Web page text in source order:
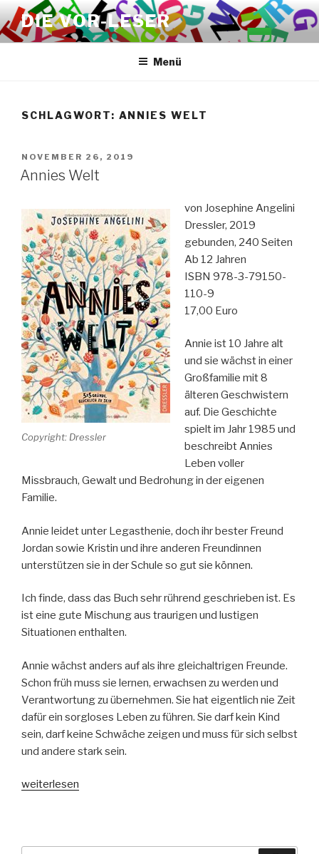
Zum
Inhalt
springen
DIE VOR-LESER
Menü
SCHLAGWORT: ANNIES WELT
VERÖFFENTLICHT
AM
NOVEMBER 26, 2019
Annies Welt
Copyright: Dressler
von Josephine Angelini
Dressler, 2019
gebunden, 240 Seiten
Ab 12 Jahren
ISBN 978-3-79150-
110-9
17,00 Euro
Annie ist 10 Jahre alt
und sie wächst in einer
Großfamilie mit 8
älteren Geschwistern
auf. Die Geschichte
spielt im Jahr 1985 und
beschreibt Annies
Leben voller
Missbrauch, Gewalt und Bedrohung in der eigenen
Familie.
Annie leidet unter Legasthenie, doch ihr bester Freund
Jordan sowie Kristin und ihre anderen Freundinnen
unterstützen sie in der Schule so gut sie können.
Ich finde, dass das Buch sehr rührend geschrieben ist. Es
ist eine gute Mischung aus traurigen und lustigen
Situationen enthalten.
Annie wächst anders auf als ihre gleichaltrigen Freunde.
Schon früh muss sie lernen, erwachsen zu werden und
Verantwortung zu übernehmen. Sie hat eigentlich nie Zeit
dafür ein sorgloses Leben zu führen. Sie darf kein Kind
sein, darf keine Schwäche zeigen und muss für sich selbst
und andere stark sein.
„Annies
weiterlesen